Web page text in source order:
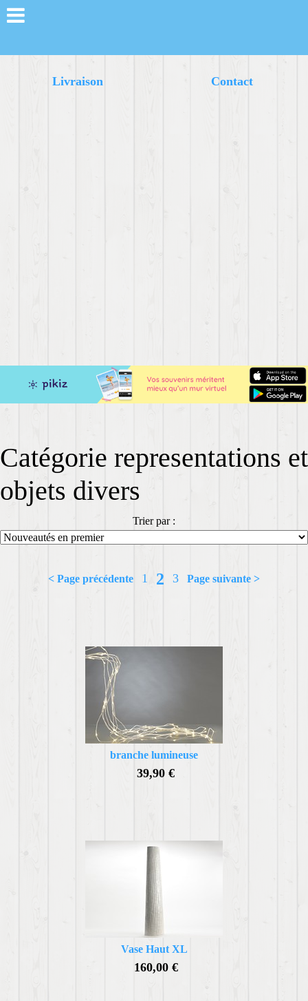
Livraison Contact
Catégorie representations et
objets divers
Trier par :
< Page précédente 1 2 3 Page suivante >
branche lumineuse
39,90 €
Vase Haut XL
160,00 €